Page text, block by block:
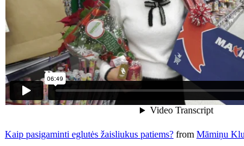
Kaip pasigaminti eglutės žaisliukus patiems? from Māmiņu